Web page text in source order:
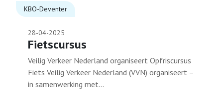
Voordeel voor leden
Terugblikken
Bestuur
KBO-Deventer
28-04-2025
Fietscursus
Veilig Verkeer Nederland organiseert Opfriscursus
Fiets Veilig Verkeer Nederland (VVN) organiseert –
in samenwerking met...